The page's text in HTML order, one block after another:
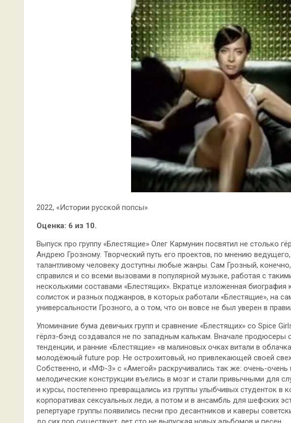
2022, «Истории русской попсы»
Оценка: 6 из 10.
Выпуск про группу «Блестящие» Олег Кармунин посвятил не столько
Андрею Грозному. Творческий путь его проектов, по мнению
талантливому человеку доступны любые жанры. Сам Грозный,
справился и со всеми вызовами в популярной музыке, работая с
несколькими составами «Блестящих». Вкратце изложенная биография
солисток и разных поджанров, в которых работали «Блестящие», на
универсальности Грозного, а о том, что он вовсе не был уверен в
Упоминание бума девичьих групп и сравнение «Блестящих» со Spice
гёрлз-бэнд создавался не по западным калькам. Вначале продюсеры
тенденции, и ранние «Блестящие» «в малиновых очках витали в
молодёжный future pop. Не острохитовый, но привлекающей своей
Собственно, и «МФ-3» с «Амегой» раскручивались так же: очень-
мелодические конструкции въелись в мозг и стали привычными для
и курсы, постепенно превращались из группы улыбчивых студенток в
корпоративах сексуальных леди, а потом и в ансамбль для шефских
репертуаре группы появились песни про десантников и каверы